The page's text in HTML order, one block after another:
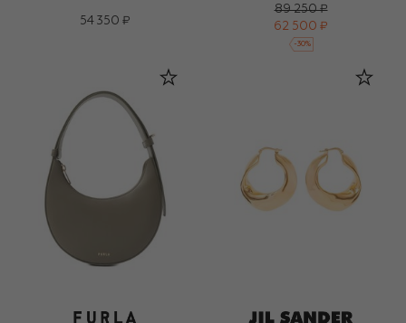
54 350 ₽
89 250 ₽
62 500 ₽
-30%